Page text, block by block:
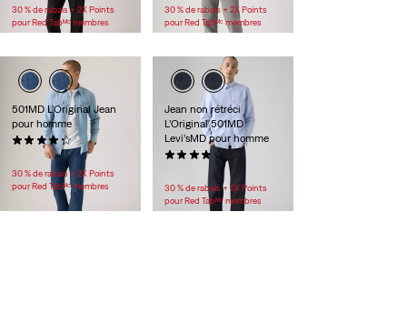
30 % de rabais + 2X Points
pour Red Tabᴹᶜ membres
30 % de rabais + 2X Points
pour Red Tabᴹᶜ membres
501MD L'Original Jean
pour homme
(4392)
89,95 $
30 % de rabais + 2X Points
pour Red Tabᴹᶜ membres
Jean non rétréci
L’Original 501MD
Levi’sMD pour homme
(4197)
30 % de rabais + 2X Points
pour Red Tabᴹᶜ membres